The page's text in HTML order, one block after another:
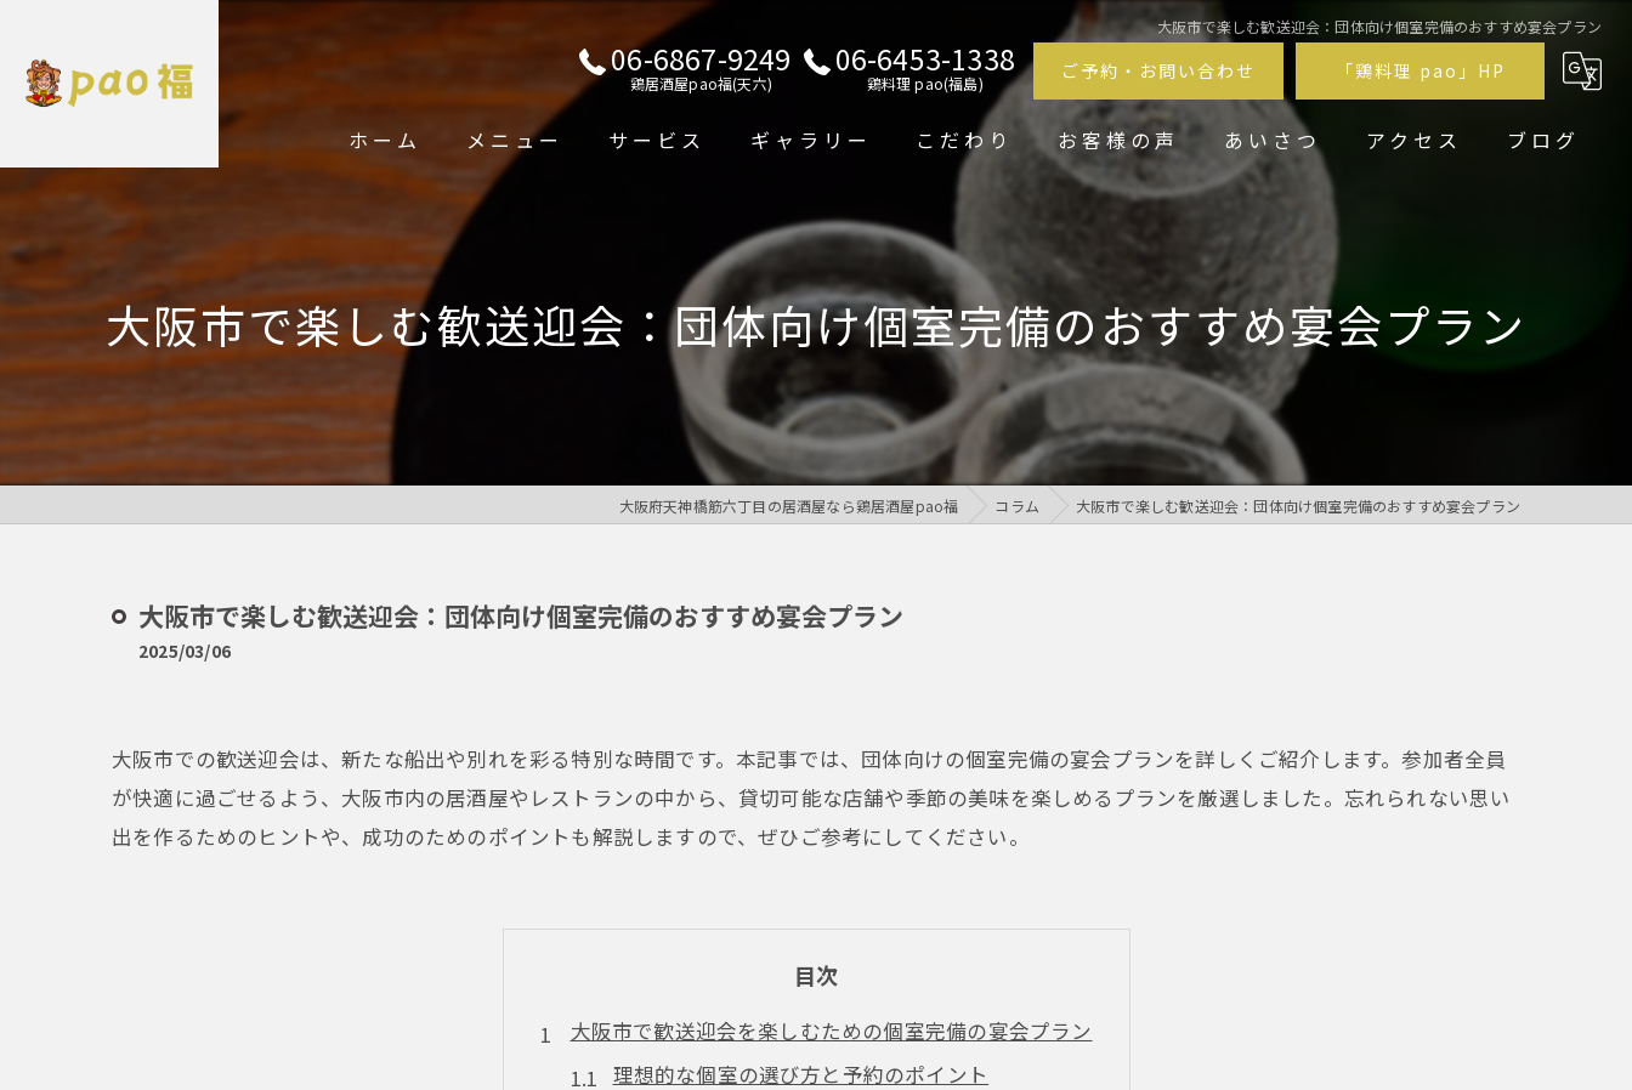
大阪市で楽しむ歓送迎会：団体向け個室完備のおすすめ宴会プラン
06-6867-9249
鶏居酒屋pao福(天六)
06-6453-1338
鶏料理 pao(福島)
ご予約・お問い合わせ 「鶏料理 pao」HP
ホーム メニュー サービス ギャラリー こだわり お客様の声 あいさつ アクセス ブログ
大阪市で楽しむ歓送迎会：団体向け個室完備のおすすめ宴会プラン
大阪府天神橋筋六丁目の居酒屋なら鶏居酒屋pao福 コラム 大阪市で楽しむ歓送迎会：団体向け個室完備のおすすめ宴会プラン
大阪市で楽しむ歓送迎会：団体向け個室完備のおすすめ宴会プラン
2025/03/06
大阪市での歓送迎会は、新たな船出や別れを彩る特別な時間です。本記事では、団体向けの個室完備の宴会プランを詳しくご紹介します。参加者全員
が快適に過ごせるよう、大阪市内の居酒屋やレストランの中から、貸切可能な店舗や季節の美味を楽しめるプランを厳選しました。忘れられない思い
出を作るためのヒントや、成功のためのポイントも解説しますので、ぜひご参考にしてください。
目次
大阪市で歓送迎会を楽しむための個室完備の宴会プラン
理想的な個室の選び方と予約のポイント